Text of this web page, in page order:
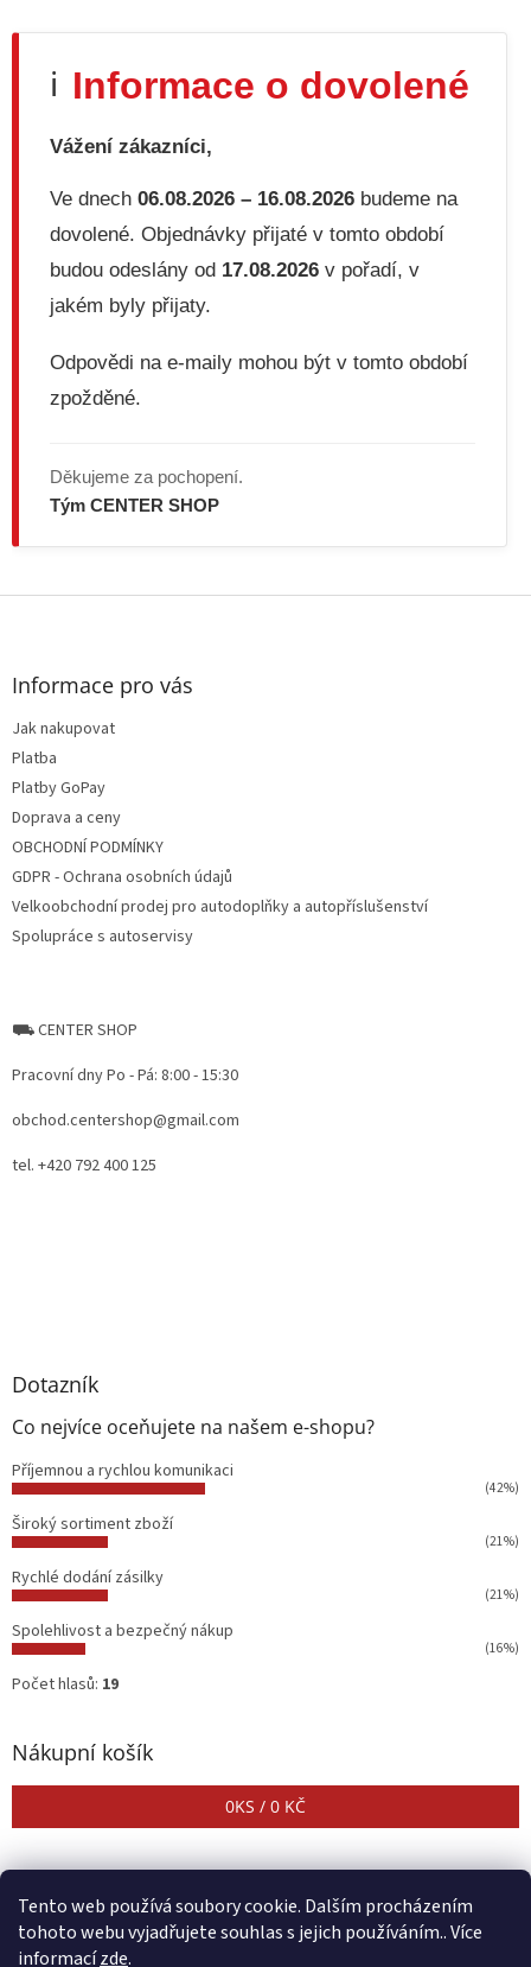
Tento web používá soubory cookie. Dalším procházením
tohoto webu vyjadřujete souhlas s jejich používáním.. Více
informacízde.
á
a
c
v
k
y
v
s
u
ℹ️ Informace o dovolené
Vážení zákazníci,
Ve dnech 06.08.2026 – 16.08.2026 budeme na
dovolené. Objednávky přijaté v tomto období
budou odeslány od 17.08.2026 v pořadí, v
jakém byly přijaty.
Odpovědi na e-maily mohou být v tomto období
zpožděné.
Děkujeme za pochopení.
Tým CENTER SHOP
Z
Informace pro vás
Jak nakupovat
Platba
Platby GoPay
Doprava a ceny
OBCHODNÍ PODMÍNKY
GDPR - Ochrana osobních údajů
Velkoobchodní prodej pro autodoplňky a autopříslušenství
Spolupráce s autoservisy
⛟ CENTER SHOP
Pracovní dny Po - Pá: 8:00 - 15:30
obchod.centershop@gmail.com
tel. +420 792 400 125
Dotazník
Co nejvíce oceňujete na našem e-shopu?
Příjemnou a rychlou komunikaci
(42%)
Široký sortiment zboží
(21%)
Rychlé dodání zásilky
(21%)
Spolehlivost a bezpečný nákup
(16%)
Počet hlasů: 19
Nákupní košík
0KS / 0 KČ